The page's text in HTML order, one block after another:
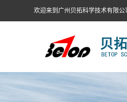
欢迎来到广州贝拓科学技术有限公